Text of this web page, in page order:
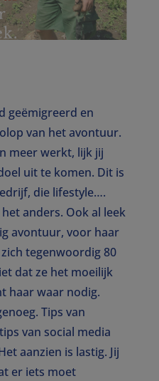
geëmigreerd en
van het avontuur.
meer werkt, lijk jij
uit te komen. Dit is
die lifestyle….
anders. Ook al leek
avontuur, voor haar
tegenwoordig 80
dat ze het moeilijk
haar waar nodig.
Tips van
van social media
aanzien is lastig. Jij
er iets moet